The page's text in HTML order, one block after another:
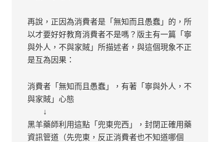
再說，正因為消費者是「無知而且愚蠢」的，所
以才要好好教育消費者不是嗎？版主有一篇「寧
與外人，不與家賊」所描述者，與這個現象不正
是互為因果：
消費者「無知而且愚蠢」，有著「寧與外人，不
與家賊」心態
↓
黑羊藥師利用這點「兜東兜西」，封閉正確用藥
資訊管道（先兜東，反正消費者也不知道哪個